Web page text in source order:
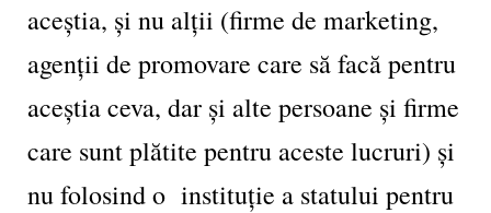
aceștia, și nu alții (firme de marketing,
agenții de promovare care să facă pentru
aceștia ceva, dar și alte persoane și firme
care sunt plătite pentru aceste lucruri) și
nu folosind o instituție a statului pentru